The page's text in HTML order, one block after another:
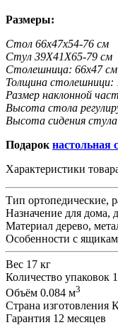
Размеры:
Стол 66x47x54-76 см
Стул 39X41X65-79 см
Столешница: 66x47 см
Толщина столешници:
Размер наклонной
Высота стола
Высота сидения
Подарок настольная
Характеристики
Тип ортопедические,
Назначение для дома,
Материал дерево,
Особенности с
Вес 17 кг
Количество упаковок 1
Объём 0.084 м3
Страна изготовления
Гарантия 12 месяцев